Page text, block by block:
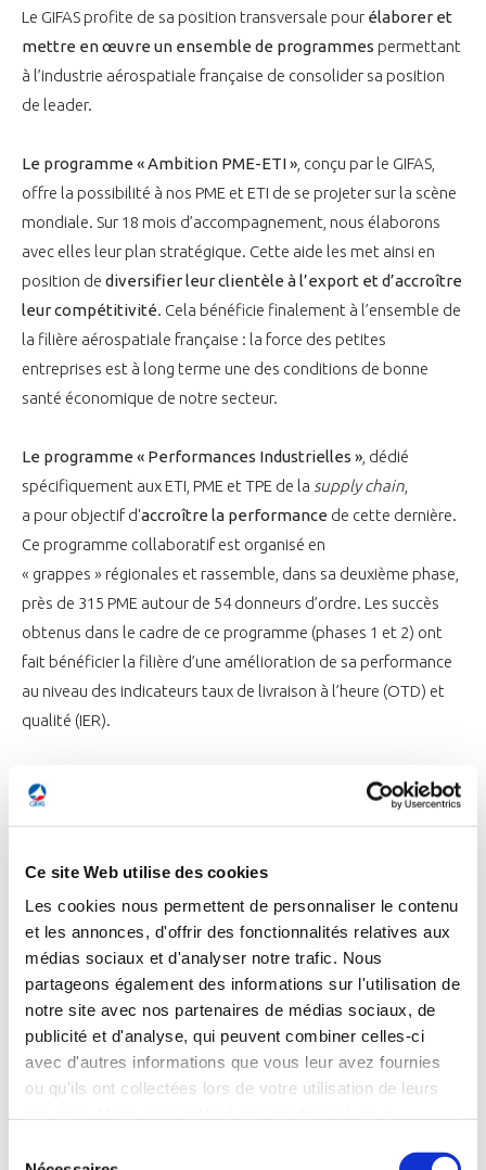
Ce site Web utilise des cookies
Les cookies nous permettent de personnaliser le contenu
et les annonces, d'offrir des fonctionnalités relatives aux
médias sociaux et d'analyser notre trafic. Nous
partageons également des informations sur l'utilisation de
notre site avec nos partenaires de médias sociaux, de
publicité et d'analyse, qui peuvent combiner celles-ci
avec d'autres informations que vous leur avez fournies
ou qu'ils ont collectées lors de votre utilisation de leurs
Le GIFAS profite de sa position transversale pour élaborer et
mettre en œuvre un ensemble de programmes permettant
à l’industrie aérospatiale française de consolider sa position
de leader.
Le programme « Ambition PME-ETI » , conçu par le GIFAS,
offre la possibilité à nos PME et ETI de se projeter sur la scène
mondiale. Sur 18 mois d’accompagnement, nous élaborons
avec elles leur plan stratégique. Cette aide les met ainsi en
position de diversifier leur clientèle à l’export et d’accroître
leur compétitivité. Cela bénéficie finalement à l’ensemble de
la filière aérospatiale française : la force des petites
entreprises est à long terme une des conditions de bonne
santé économique de notre secteur.
Le programme « Performances Industrielles » , dédié
spécifiquement aux ETI, PME et TPE de la supply chain
a pour objectif d'accroître la performance de cette dernière.
Ce programme collaboratif est organisé en
« grappes » régionales et rassemble, dans sa deuxième phase,
près de 315 PME autour de 54 donneurs d’ordre. Les succès
obtenus dans le cadre de ce programme (phases 1 et 2) ont
fait bénéficier la filière d’une amélioration de sa performance
au niveau des indicateurs taux de livraison à l’heure (OTD) et
qualité (IER).
L’apport des nouvelles technologies dites « 4.0 ou industrie du
futur » dans les méthodes et outils de production est
entreprises. Le GIFAS a donc élaboré
Industrie du Futur »
qui vise à accompagner nos adhérents
dans leurtransformation vers l’industrie du futur,
notamment en aidant les PME et ETI à s’approprier les
nouvelles technologies du numérique et de production, dans
toutes les phases de vie d’un produit. Doté d’un budget de
23M€ sur trois ans, ce programme est accessible à 300
entreprises.
par tous les maîtres d’œuvres, de cette initiative est née la